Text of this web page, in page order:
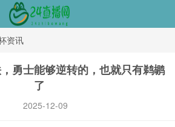
资讯
勇士能够逆转的，也就只有鹈鹕
了
2025-12-09